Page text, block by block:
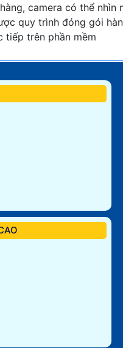
camera có thể nhìn
quy trình đóng gói
tiếp trên phần mềm